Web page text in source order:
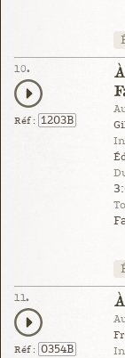
10.
Réf : 1203B
11.
Réf : 0354B